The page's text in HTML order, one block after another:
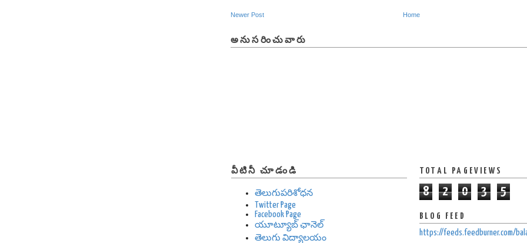
Newer Post Home
అనుసరించువారు
వీటినీ చూడండి
తెలుగుపరిశోధన
Twitter Page
Facebook Page
యూట్యూబ్ ఛానెల్
తెలుగు విద్యాలయం
TOTAL PAGEVIEWS
8 2 0 3 5
BLOG FEED
https://feeds.feedburner.com/